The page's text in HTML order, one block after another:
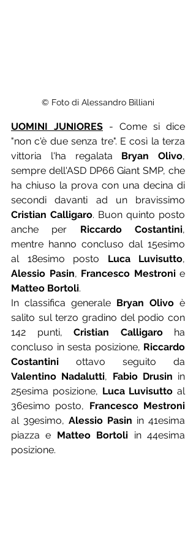
© Foto di Alessandro Billiani
UOMINI JUNIORES - Come si dice
"non c'è due senza tre". E così la terza
vittoria l'ha regalata Bryan Olivo,
sempre dell'ASD DP66 Giant SMP, che
ha chiuso la prova con una decina di
Cristian Calligaro. Buon quinto posto
anche per Riccardo Costantini,
mentre hanno concluso dal 15esimo
al 18esimo posto Luca Luvisutto
Alessio Pasin, Francesco Mestroni
Matteo Bortoli.
In classifica generale Bryan Olivo è
salito sul terzo gradino del podio con
142 punti, Cristian Calligaro ha
concluso in sesta posizione, Riccardo
Costantini
Valentino Nadalutti, Fabio Drusin in
25esima posizione, Luca Luvisutto al
36esimo posto, Francesco Mestroni
al 39esimo, Alessio Pasin in 41esima
piazza e Matteo Bortoli in 44esima
posizione.